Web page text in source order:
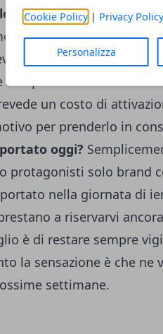
Cookie Policy| Privacy Policy
Personalizza
offerte passa a Wind,
di ottobre ci saranno
1000 minuti e 10 GB
con portabilità da Tim
un costo di
per prenderlo in
oggi?
protagonisti solo brand
nella giornata di
a riservarvi
è di restare sempre
la sensazione è che ne
settimane.